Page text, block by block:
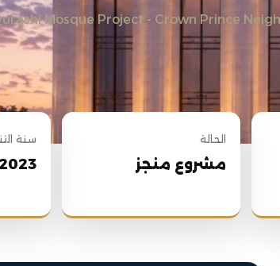
Mosque Project - Crown Prince
الحالة
مشروع منجز
سنة